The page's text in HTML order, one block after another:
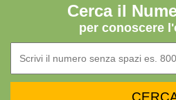
Cerca il
per conoscere